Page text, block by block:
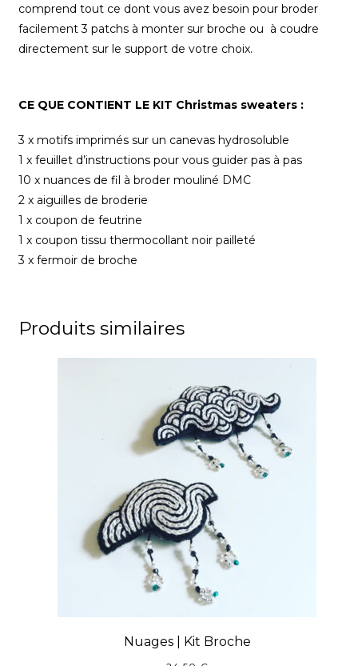
comprend tout ce dont vous avez besoin pour broder
facilement 3 patchs à monter sur broche ou à coudre
directement sur le support de votre choix.
CE QUE CONTIENT LE KIT Christmas sweaters :
3 x motifs imprimés sur un canevas hydrosoluble
1 x feuillet d’instructions pour vous guider pas à pas
10 x nuances de fil à broder mouliné DMC
2 x aiguilles de broderie
1 x coupon de feutrine
1 x coupon tissu thermocollant noir pailleté
3 x fermoir de broche
Produits similaires
Nuages | Kit Broche